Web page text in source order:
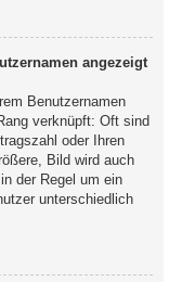
angezeigt
Benutzernamen
verknüpft: Oft sind
oder Ihren
Bild wird auch
der Regel um ein
unterschiedlich